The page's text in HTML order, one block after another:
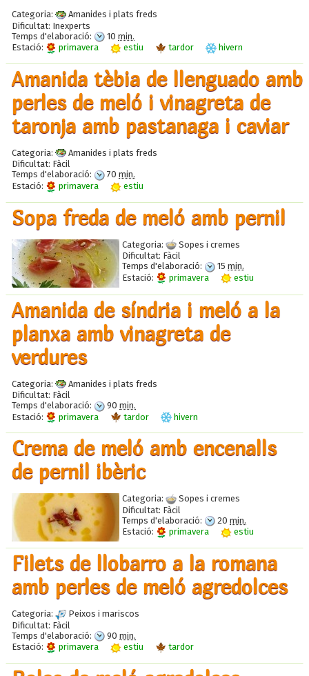
Categoria:
Amanides i plats freds
Dificultat: Inexperts
Temps d'elaboració:
10 min.
Estació:
primavera estiu tardor hivern
Amanida tèbia de llenguado amb
perles de meló i vinagreta de
taronja amb pastanaga i caviar
Categoria:
Amanides i plats freds
Dificultat: Fàcil
Temps d'elaboració:
70 min.
Estació:
primavera estiu
Sopa freda de meló amb pernil
Categoria:
Sopes i cremes
Dificultat: Fàcil
Temps d'elaboració:
15 min.
Estació:
primavera estiu
Amanida de síndria i meló a la
planxa amb vinagreta de
verdures
Categoria:
Amanides i plats freds
Dificultat: Fàcil
Temps d'elaboració:
90 min.
Estació:
primavera tardor hivern
Crema de meló amb encenalls
de pernil ibèric
Categoria:
Sopes i cremes
Dificultat: Fàcil
Temps d'elaboració:
20 min.
Estació:
primavera estiu
Filets de llobarro a la romana
amb perles de meló agredolces
Categoria:
Peixos i mariscos
Dificultat: Fàcil
Temps d'elaboració:
90 min.
Estació:
primavera estiu tardor